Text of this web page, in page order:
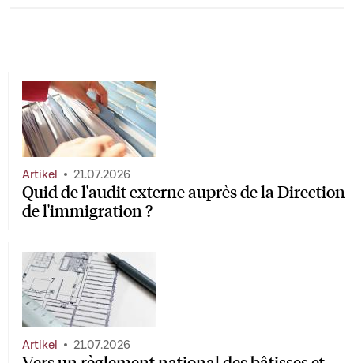
Quid de l'audit externe auprès de la Direction
de l'immigration ?
Artikel 21.07.2026
Artikel 21.07.2026